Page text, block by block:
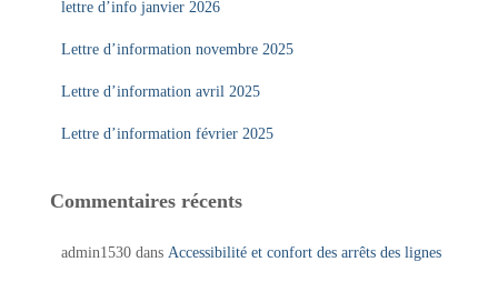
lettre d’info janvier 2026
Lettre d’information novembre 2025
Lettre d’information avril 2025
Lettre d’information février 2025
Commentaires récents
admin1530 dans Accessibilité et confort des arrêts des lignes